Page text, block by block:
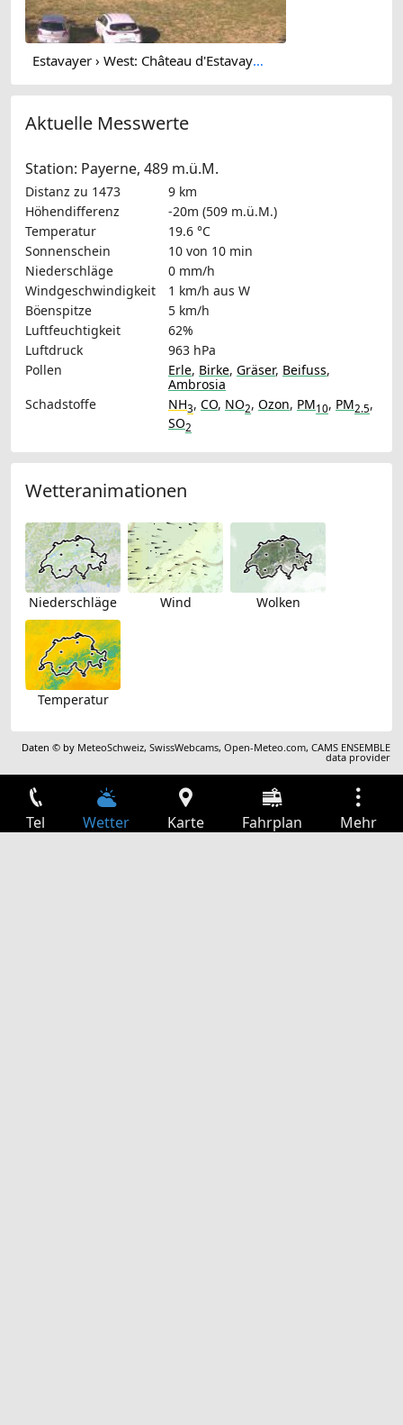
Estavayer › West: Château d'Estavayer-le-Lac - Estavayer-le-Lac
Aktuelle Messwerte
Station: Payerne, 489 m.ü.M.
Distanz zu 1473
9 km
Höhendifferenz
-20m (509 m.ü.M.)
Temperatur
19.6 °C
Sonnenschein
10 von 10 min
Niederschläge
0 mm/h
Windgeschwindigkeit
1 km/h aus W
Böenspitze
5 km/h
Luftfeuchtigkeit
62%
Luftdruck
963 hPa
Pollen
Erle, Birke, Gräser, Beifuss,
Ambrosia
Schadstoffe
NH3, CO, NO2, Ozon, PM10, PM2.5,
SO2
Wetteranimationen
Niederschläge Wind Wolken
Temperatur
Daten © by MeteoSchweiz,SwissWebcams,Open-Meteo.com,CAMS ENSEMBLE
data provider
Tel Wetter Karte Fahrplan Mehr